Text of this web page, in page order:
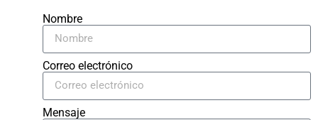
Nombre
Correo electrónico
Mensaje